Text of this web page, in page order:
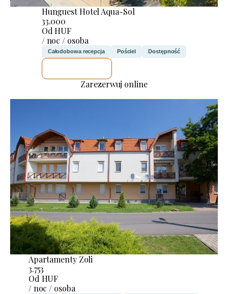
Hunguest Hotel Aqua-Sol
33.000
Od HUF
/ noc / osoba
Całodobowa recepcja Pościel Dostępność
Zarezerwuj online
Apartamenty Zoli
3.753
Od HUF
/ noc / osoba